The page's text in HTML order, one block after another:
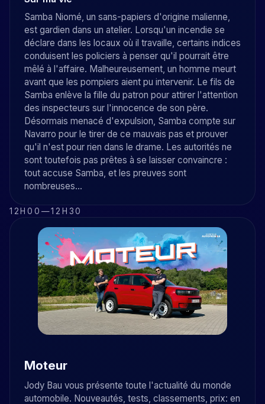
Samba Niomé, un sans-papiers d'origine malienne,
est gardien dans un atelier. Lorsqu'un incendie se
déclare dans les locaux où il travaille, certains indices
conduisent les policiers à penser qu'il pourrait être
mêlé à l'affaire. Malheureusement, un homme meurt
avant que les pompiers aient pu intervenir. Le fils de
Samba enlève la fille du patron pour attirer l'attention
des inspecteurs sur l'innocence de son père.
Désormais menacé d'expulsion, Samba compte sur
Navarro pour le tirer de ce mauvais pas et prouver
qu'il n'est pour rien dans le drame. Les autorités ne
sont toutefois pas prêtes à se laisser convaincre :
tout accuse Samba, et les preuves sont
nombreuses...
12H00 —12H30
Moteur
Jody Bau vous présente toute l'actualité du monde
automobile. Nouveautés, tests, classements, prix: en